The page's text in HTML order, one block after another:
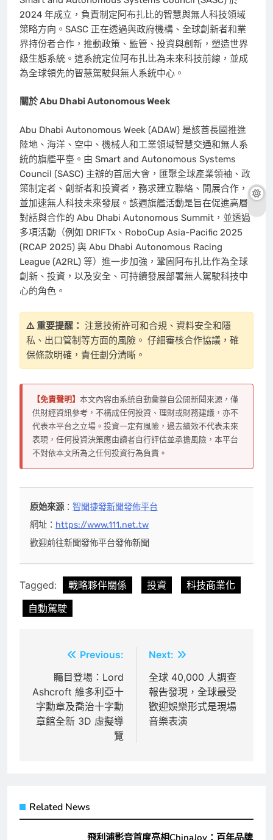
2024 年成立，負責制定阿布扎比的智慧與無人科技領域
策略方向。SASC 正在透過與政府機構、全球創新者和業
界持份者合作，推動政策、監管、投資與創新，塑造世界
級生態系統。這系統定位阿布扎比為未來科技前線，並成
為全球領先的智慧駕駛與無人系統中心。
關於 Abu Dhabi Autonomous Week
Abu Dhabi Autonomous Week (ADAW) 是該酋長國推進
陸地、海洋、空中、機械人和工業領域智慧交通和無人系
統的旗艦平臺。由 Smart and Autonomous Systems
Council (SASC) 主辦的首屆大會，匯聚全球產業領袖、政
策制定者、創新者和投資者，務求建立聯絡、開展合作，
並加速無人科技未來發展。該週旗艦活動是旨在促進高層
對話與合作的 Abu Dhabi Autonomous Summit，並透過
多項活動（例如 DRIFTx、RoboCup Asia-Pacific 2025
(RCAP 2025) 與 Abu Dhabi Autonomous Racing
League (A2RL) 等）進一步加強，鞏固阿布扎比作為全球
創新、投資，以及安全、可持續發展部署無人駕駛科技中
心的角色。
⚠️ 重要提醒： 注意技術許可和合規、資料安全和隱
私、出口管制等方面的風險。 仔細審核合作協議，確
保條款明確，責任劃分清晰。
【免責聲明】 本文內容由系統自動彙整自公開新聞來源，僅
供財經資訊參考，不構成任何投資、理財或財務建議，亦不
代表本平台之立場。投資一定有風險，過去績效不代表未來
表現，任何投資決策應由讀者自行評估並承擔風險，本平台
不對依本文所為之任何投資行為負責。
原始來源：智聞捷發新聞發佈平台
網址： https://www.111.net.tw
歡迎前往新聞發佈平台發佈新聞
Tagged: 戰略夥伴關係 投資
科技商業化
自動駕駛
導
覽
Previous:
矚目登場：Lord
Ashcroft 維多利亞十
字勳章及喬治十字勳
章館全新 3D 虛擬導
覽
Next:
全球 40,000 人調查
報告發現，全球最受
歡迎娛樂形式是現場
音樂表演
Related News
飛利浦影音首度亮相ChinaJoy：百年品牌